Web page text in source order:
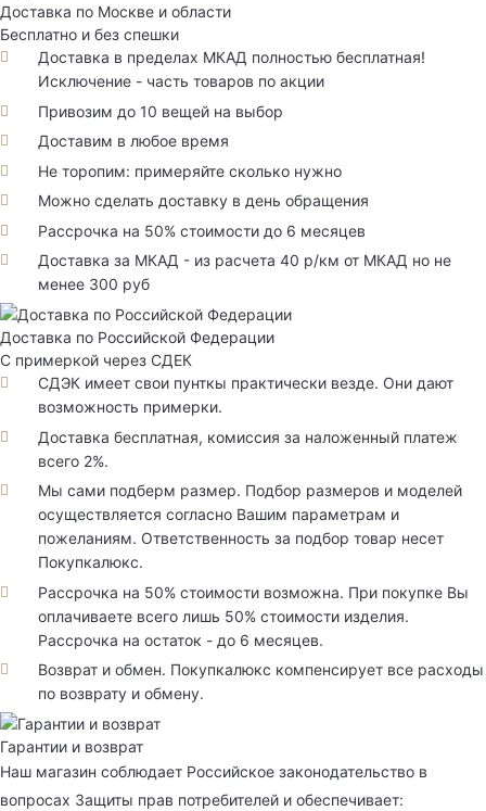
Доставка по Москве и области
Бесплатно и без спешки
Доставка в пределах МКАД полностью бесплатная!
Исключение - часть товаров по акции
Привозим до 10 вещей на выбор
Доставим в любое время
Не торопим: примеряйте сколько нужно
Можно сделать доставку в день обращения
Рассрочка на 50% стоимости до 6 месяцев
Доставка за МКАД - из расчета 40 р/км от МКАД но не
менее 300 руб
Доставка по Российской Федерации
С примеркой через СДЕК
СДЭК имеет свои пунткы практически везде. Они дают
возможность примерки.
Доставка бесплатная, комиссия за наложенный платеж
всего 2%.
Мы сами подберм размер. Подбор размеров и моделей
осуществляется согласно Вашим параметрам и
пожеланиям. Ответственность за подбор товар несет
Покупкалюкс.
Рассрочка на 50% стоимости возможна. При покупке Вы
оплачиваете всего лишь 50% стоимости изделия.
Рассрочка на остаток - до 6 месяцев.
Возврат и обмен. Покупкалюкс компенсирует все расходы
по возврату и обмену.
Гарантии и возврат
Наш магазин соблюдает Российское законодательство в
вопросах Защиты прав потребителей и обеспечивает: